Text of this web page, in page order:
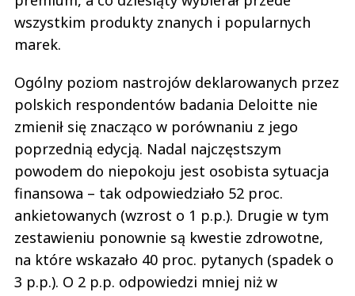
wszystkim produkty znanych i popularnych
marek.
Ogólny poziom nastrojów deklarowanych przez
polskich respondentów badania Deloitte nie
zmienił się znacząco w porównaniu z jego
poprzednią edycją. Nadal najczęstszym
powodem do niepokoju jest osobista sytuacja
finansowa – tak odpowiedziało 52 proc.
ankietowanych (wzrost o 1 p.p.). Drugie w tym
zestawieniu ponownie są kwestie zdrowotne,
na które wskazało 40 proc. pytanych (spadek o
3 p.p.). O 2 p.p. odpowiedzi mniej niż w